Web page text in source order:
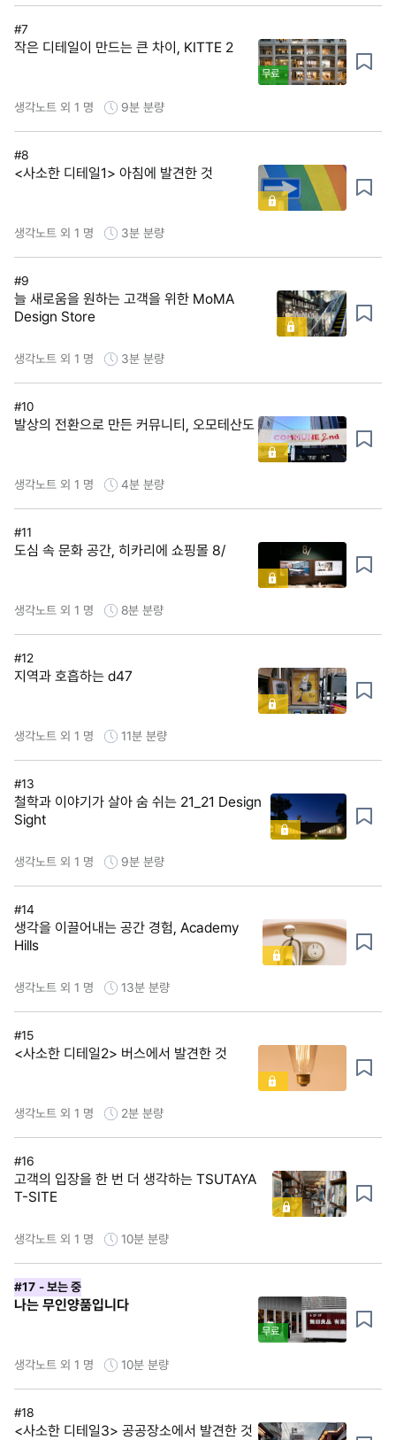
#7
작은 디테일이 만드는 큰 차이, KITTE 2
무료
생각노트 외 1 명 9분 분량
#8
<사소한 디테일1> 아침에 발견한 것
생각노트 외 1 명 3분 분량
#9
늘 새로움을 원하는 고객을 위한 MoMA
Design Store
생각노트 외 1 명 3분 분량
#10
발상의 전환으로 만든 커뮤니티, 오모테산도
생각노트 외 1 명 4분 분량
#11
도심 속 문화 공간, 히카리에 쇼핑몰 8/
생각노트 외 1 명 8분 분량
#12
지역과 호흡하는 d47
생각노트 외 1 명 11분 분량
#13
철학과 이야기가 살아 숨 쉬는 21_21 Design
Sight
생각노트 외 1 명 9분 분량
#14
생각을 이끌어내는 공간 경험, Academy
Hills
생각노트 외 1 명 13분 분량
#15
<사소한 디테일2> 버스에서 발견한 것
생각노트 외 1 명 2분 분량
#16
고객의 입장을 한 번 더 생각하는 TSUTAYA
T-SITE
생각노트 외 1 명 10분 분량
#17 - 보는 중
나는 무인양품입니다
무료
생각노트 외 1 명 10분 분량
#18
<사소한 디테일3> 공공장소에서 발견한 것